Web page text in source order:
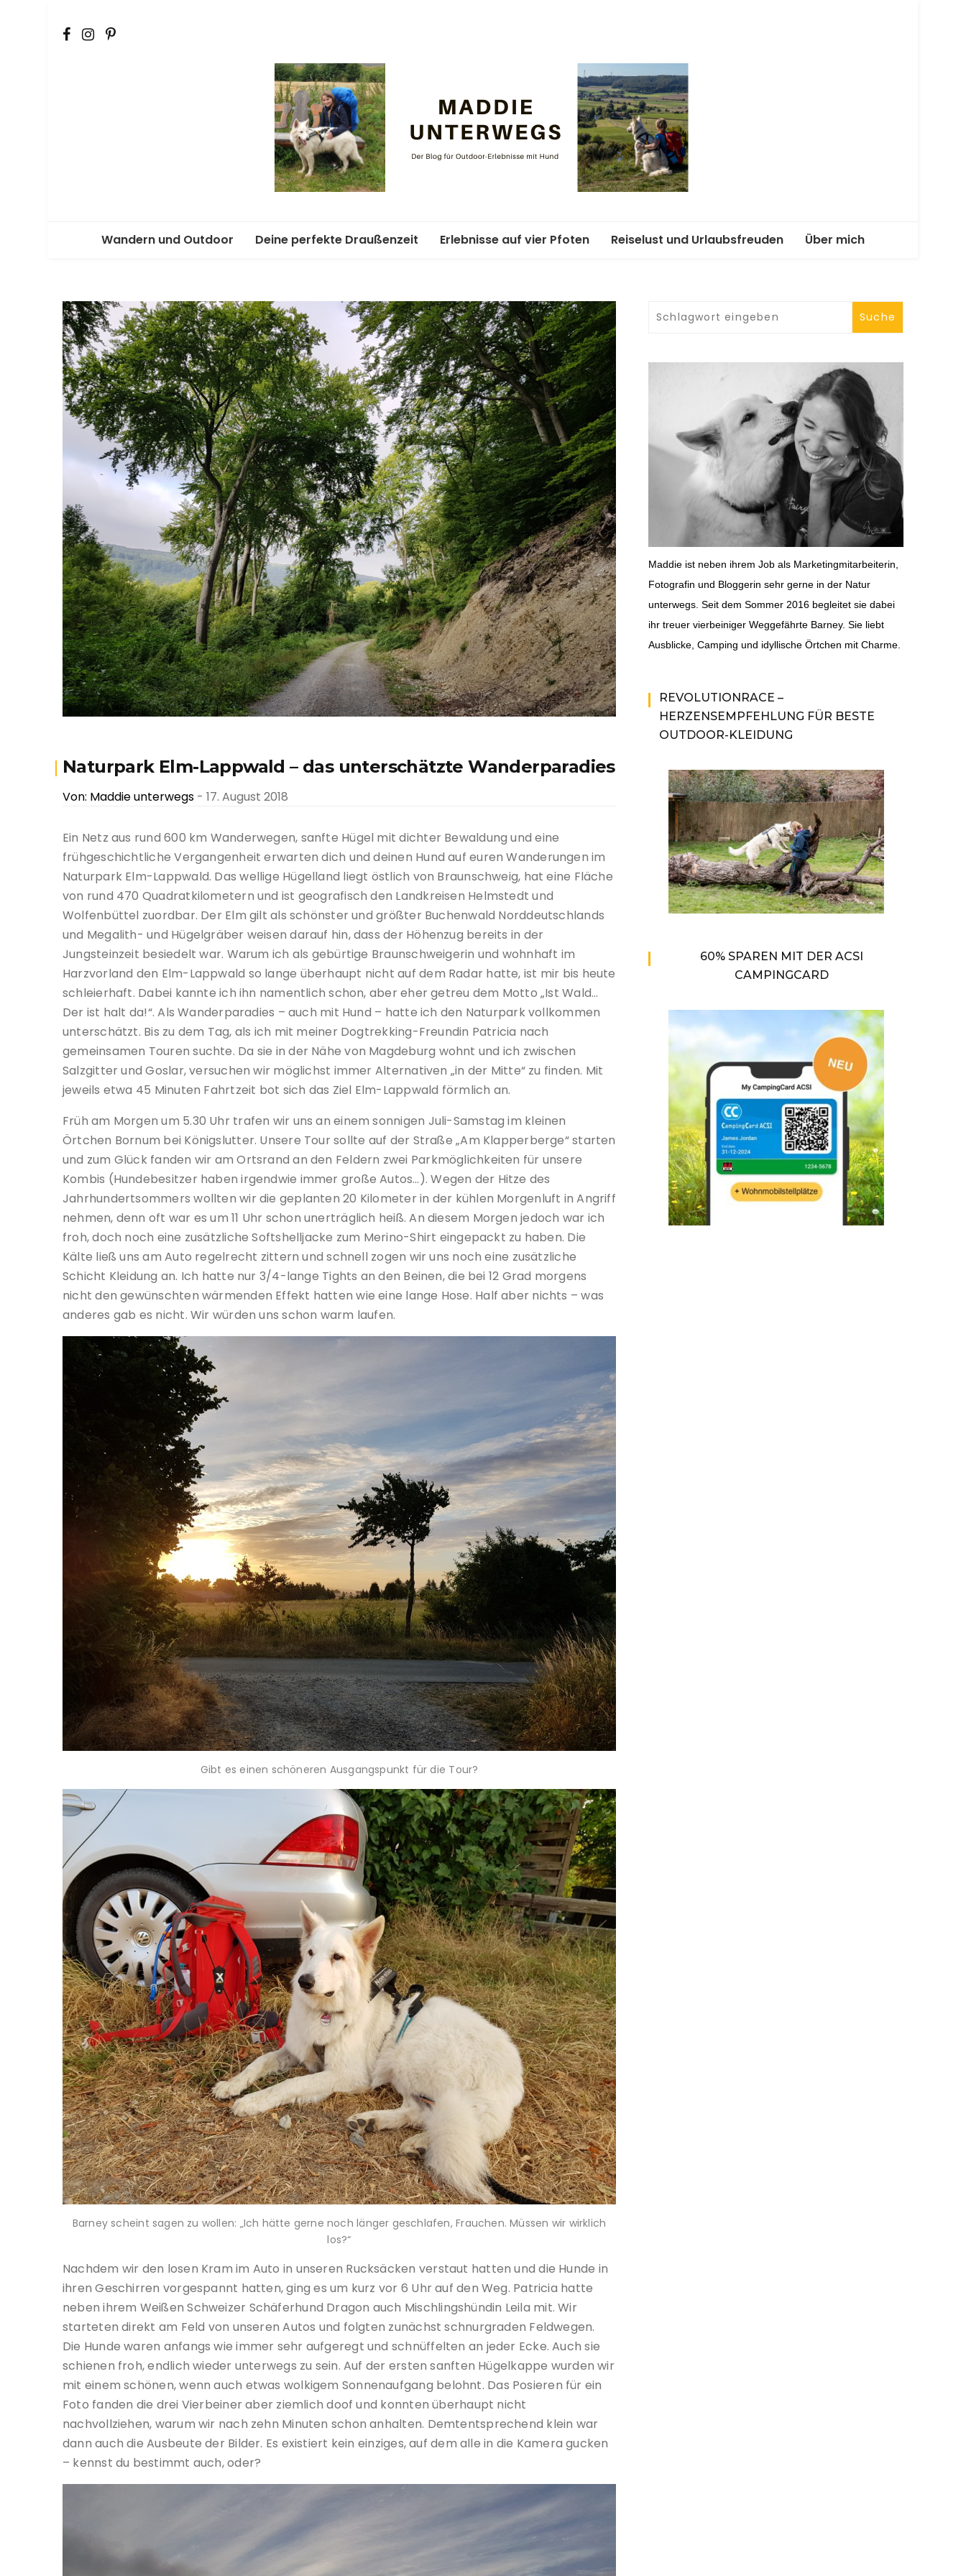
Wandern und Outdoor
Tagestouren
Wandermarathon
Wanderurlaub
Fernwanderwege
Wandern mit Hund
Wanderreiten
Deine perfekte Draußenzeit
Dein Equipment
Erlebnisse auf vier Pfoten
Weitwandern mit Hund
Laufen mit Hund
Sport-Events mit Hund
Reiselust und Urlaubsfreuden
Deutschland
Slowenien
Schweiz
Frankreich
Italien
Dänemark
Tschechien
Griechenland
Über mich
Naturpark Elm-Lappwald – das unterschätzte Wanderparadies
Von: Maddie unterwegs - 17. August 2018
Ein Netz aus rund 600 km Wanderwegen, sanfte Hügel mit dichter Bewaldung und eine
frühgeschichtliche Vergangenheit erwarten dich und deinen Hund auf euren Wanderungen im
Naturpark Elm-Lappwald. Das wellige Hügelland liegt östlich von Braunschweig, hat eine Fläche
von rund 470 Quadratkilometern und ist geografisch den Landkreisen Helmstedt und
Wolfenbüttel zuordbar. Der Elm gilt als schönster und größter Buchenwald Norddeutschlands
und Megalith- und Hügelgräber weisen darauf hin, dass der Höhenzug bereits in der
Jungsteinzeit besiedelt war. Warum ich als gebürtige Braunschweigerin und wohnhaft im
Harzvorland den Elm-Lappwald so lange überhaupt nicht auf dem Radar hatte, ist mir bis heute
schleierhaft. Dabei kannte ich ihn namentlich schon, aber eher getreu dem Motto „Ist Wald…
Der ist halt da!“. Als Wanderparadies – auch mit Hund – hatte ich den Naturpark vollkommen
unterschätzt. Bis zu dem Tag, als ich mit meiner Dogtrekking-Freundin Patricia nach
gemeinsamen Touren suchte. Da sie in der Nähe von Magdeburg wohnt und ich zwischen
Salzgitter und Goslar, versuchen wir möglichst immer Alternativen „in der Mitte“ zu finden. Mit
jeweils etwa 45 Minuten Fahrtzeit bot sich das Ziel Elm-Lappwald förmlich an.
Früh am Morgen um 5.30 Uhr trafen wir uns an einem sonnigen Juli-Samstag im kleinen
Örtchen Bornum bei Königslutter. Unsere Tour sollte auf der Straße „Am Klapperberge“ starten
und zum Glück fanden wir am Ortsrand an den Feldern zwei Parkmöglichkeiten für unsere
Kombis (Hundebesitzer haben irgendwie immer große Autos…). Wegen der Hitze des
Jahrhundertsommers wollten wir die geplanten 20 Kilometer in der kühlen Morgenluft in Angriff
nehmen, denn oft war es um 11 Uhr schon unerträglich heiß. An diesem Morgen jedoch war ich
froh, doch noch eine zusätzliche Softshelljacke zum Merino-Shirt eingepackt zu haben. Die
Kälte ließ uns am Auto regelrecht zittern und schnell zogen wir uns noch eine zusätzliche
Schicht Kleidung an. Ich hatte nur 3/4-lange Tights an den Beinen, die bei 12 Grad morgens
nicht den gewünschten wärmenden Effekt hatten wie eine lange Hose. Half aber nichts – was
anderes gab es nicht. Wir würden uns schon warm laufen.
Gibt es einen schöneren Ausgangspunkt für die Tour?
Barney scheint sagen zu wollen: „Ich hätte gerne noch länger geschlafen, Frauchen. Müssen wir wirklich
los?“
Nachdem wir den losen Kram im Auto in unseren Rucksäcken verstaut hatten und die Hunde in
ihren Geschirren vorgespannt hatten, ging es um kurz vor 6 Uhr auf den Weg. Patricia hatte
neben ihrem Weißen Schweizer Schäferhund Dragon auch Mischlingshündin Leila mit. Wir
starteten direkt am Feld von unseren Autos und folgten zunächst schnurgraden Feldwegen.
Die Hunde waren anfangs wie immer sehr aufgeregt und schnüffelten an jeder Ecke. Auch sie
schienen froh, endlich wieder unterwegs zu sein. Auf der ersten sanften Hügelkappe wurden wir
mit einem schönen, wenn auch etwas wolkigem Sonnenaufgang belohnt. Das Posieren für ein
Foto fanden die drei Vierbeiner aber ziemlich doof und konnten überhaupt nicht
nachvollziehen, warum wir nach zehn Minuten schon anhalten. Demtentsprechend klein war
dann auch die Ausbeute der Bilder. Es existiert kein einziges, auf dem alle in die Kamera gucken
– kennst du bestimmt auch, oder?
Maddie ist neben ihrem Job als Marketingmitarbeiterin,
Fotografin und Bloggerin sehr gerne in der Natur
unterwegs. Seit dem Sommer 2016 begleitet sie dabei
ihr treuer vierbeiniger Weggefährte Barney. Sie liebt
Ausblicke, Camping und idyllische Örtchen mit Charme.
REVOLUTIONRACE –
HERZENSEMPFEHLUNG FÜR BESTE
OUTDOOR-KLEIDUNG
60% SPAREN MIT DER ACSI
CAMPINGCARD